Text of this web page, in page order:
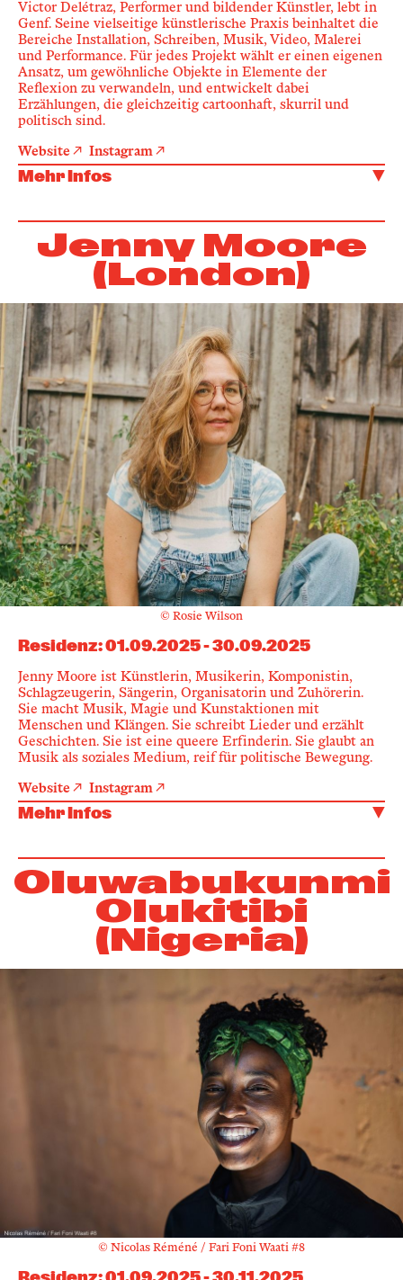
Victor Delétraz, Performer und bildender Künstler, lebt in
Genf. Seine vielseitige künstlerische Praxis beinhaltet die
Bereiche Installation, Schreiben, Musik, Video, Malerei
und Performance. Für jedes Projekt wählt er einen eigenen
Ansatz, um gewöhnliche Objekte in Elemente der
Reflexion zu verwandeln, und entwickelt dabei
Erzählungen, die gleichzeitig cartoonhaft, skurril und
politisch sind.
Website Instagram
Mehr Infos
Jenny Moore
(London)
© Rosie Wilson
Residenz:01.09.2025-30.09.2025
Jenny Moore ist Künstlerin, Musikerin, Komponistin,
Schlagzeugerin, Sängerin, Organisatorin und Zuhörerin.
Sie macht Musik, Magie und Kunstaktionen mit
Menschen und Klängen. Sie schreibt Lieder und erzählt
Geschichten. Sie ist eine queere Erfinderin. Sie glaubt an
Musik als soziales Medium, reif für politische Bewegung.
Website Instagram
Mehr Infos
Oluwabukunmi
Olukitibi
(Nigeria)
© Nicolas Réméné / Fari Foni Waati #8